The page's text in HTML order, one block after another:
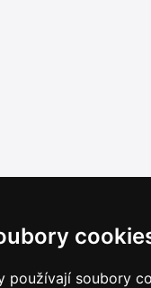
používají soubory